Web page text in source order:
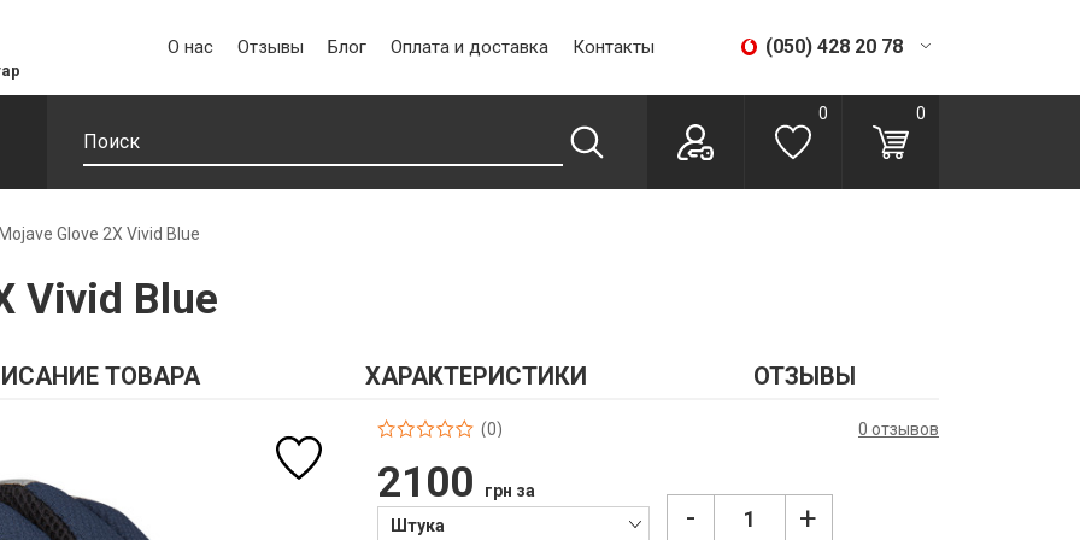
О нас Отзывы Блог Оплата и доставка Контакты (050) 428 20 78
(067) 293 28 56
0 0
Glove 2X Vivid Blue
Vivid Blue
ТОВАРА ХАРАКТЕРИСТИКИ ОТЗЫВЫ
(0) 0 отзывов
2100
грн за
Штука
- +